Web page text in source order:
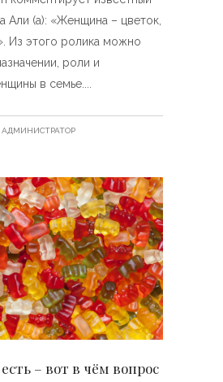
Али (а): «Женщина – цветок,
Из этого ролика можно
роли и
в семье.
АДМИНИСТРАТОР
– вот в чём вопрос